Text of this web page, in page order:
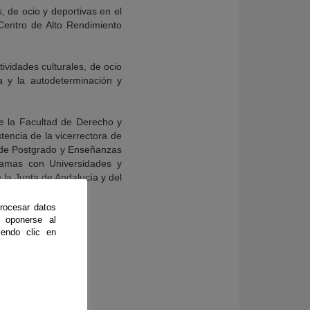
de ocio y deportivas en el
de Alto Rendimiento
culturales, de ocio
y la autodeterminación y
la Facultad de Derecho y
de la vicerrectora de
Postgrado y Enseñanzas
con Universidades y
Junta de Andalucía y del
datos
al
clic en